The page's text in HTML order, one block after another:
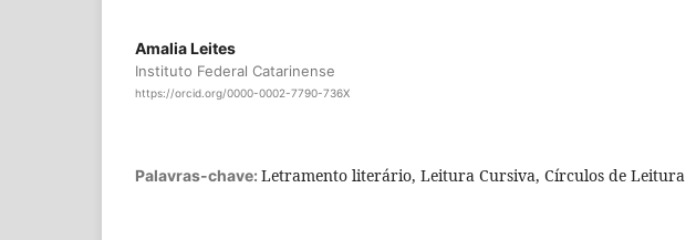
Amalia Leites
Instituto Federal Catarinense
https://orcid.org/0000-0002-7790-736X
Palavras-chave: Letramento literário, Leitura Cursiva, Círculos de Leitura